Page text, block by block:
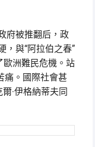
府被推翻后，政
與“阿拉伯之春”
歐洲難民危機。站
痛。國際社會甚
·伊格納蒂夫同